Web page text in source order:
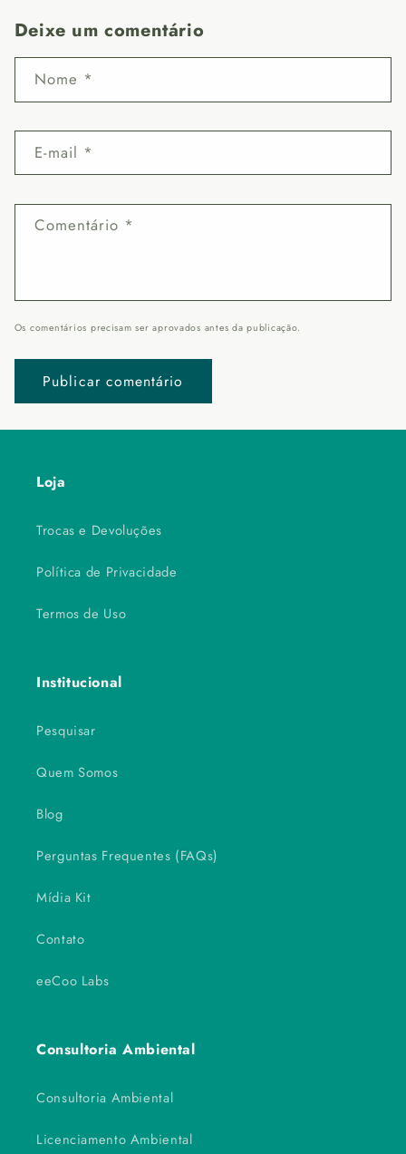
Deixe um comentário
Nome *
E-mail *
Comentário *
Os comentários precisam ser aprovados antes da publicação.
Loja
Trocas e Devoluções
Política de Privacidade
Termos de Uso
Institucional
Pesquisar
Quem Somos
Blog
Perguntas Frequentes (FAQs)
Mídia Kit
Contato
eeCoo Labs
Consultoria Ambiental
Consultoria Ambiental
Licenciamento Ambiental